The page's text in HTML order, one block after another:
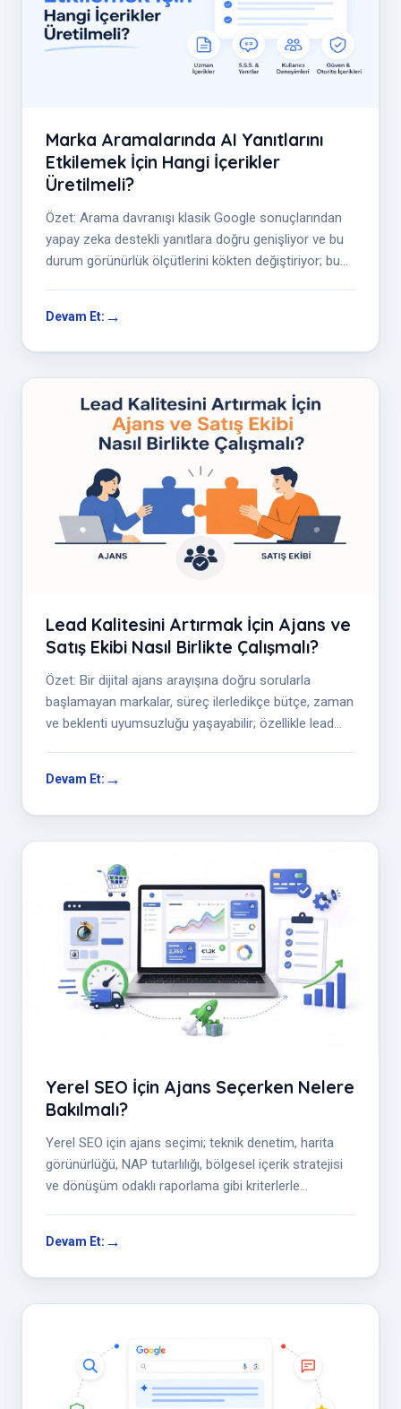
Marka Aramalarında AI Yanıtlarını
Etkilemek İçin Hangi İçerikler
Üretilmeli?
Özet: Arama davranışı klasik Google sonuçlarından
yapay zeka destekli yanıtlara doğru genişliyor ve bu
durum görünürlük ölçütlerini kökten değiştiriyor; bu
Devam Et:
Lead Kalitesini Artırmak İçin Ajans ve
Satış Ekibi Nasıl Birlikte Çalışmalı?
Özet: Bir dijital ajans arayışına doğru sorularla
başlamayan markalar, süreç ilerledikçe bütçe, zaman
ve beklenti uyumsuzluğu yaşayabilir; özellikle lead
Devam Et:
Yerel SEO İçin Ajans Seçerken Nelere
Bakılmalı?
Yerel SEO için ajans seçimi; teknik denetim, harita
görünürlüğü, NAP tutarlılığı, bölgesel içerik stratejisi
ve dönüşüm odaklı raporlama gibi kriterlerle
Devam Et: